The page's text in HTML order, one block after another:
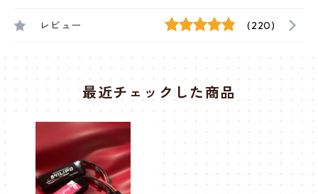
レビュー (220)
最近チェックした商品